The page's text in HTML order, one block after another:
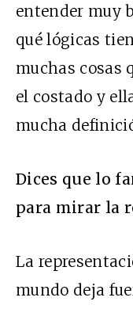
entender muy
qué lógicas
muchas cosas
el costado y
mucha
Dices que lo
para mirar la
La
mundo deja